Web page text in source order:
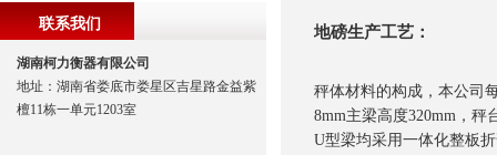
地磅生产工艺：
秤体材料的构成，本公司
8mm主梁高度320mm，
U型梁均采用一体化整板
联系我们
湖南柯力衡器有限公司
地址：湖南省娄底市娄星区吉星路金益紫
檀11栋一单元1203室